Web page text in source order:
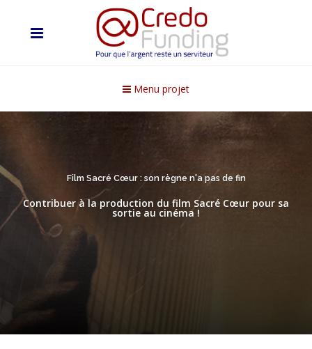
Menu projet
Film Sacré Cœur : son règne n'a pas de fin
Contribuer à la production du film Sacré Cœur pour sa
sortie au cinéma !